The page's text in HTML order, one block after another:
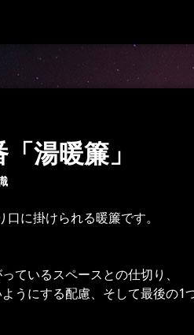
湯暖簾」
口に掛けられる暖簾です。
ているスペースとの仕切り、
うにする配慮、そして最後の1